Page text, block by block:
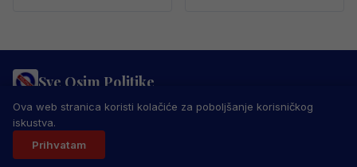
Sve Osim Politike
PRAVILA PRIVATNOSTI MARKETING
USLOVI KORIŠTENJA
IMPRESSUM
© 2026 Sve Osim Politike. Sva prava zadržana.
Ova web stranica koristi kolačiće za poboljšanje korisničkog
iskustva.
Prihvatam